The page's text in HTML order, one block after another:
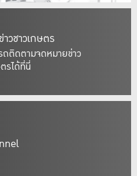
วชาวเกษตร
ติดตามจดหมายข่าว
รได้ที่นี่